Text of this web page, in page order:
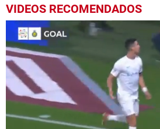
VIDEOS RECOMENDADOS